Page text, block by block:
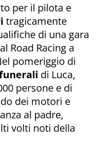
per il pilota e
tragicamente
di una gara
Road Racing a
pomeriggio di
di Luca,
persone e di
dei motori e
al padre,
volti noti della